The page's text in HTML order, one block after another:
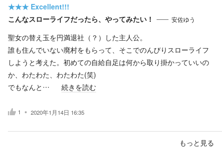
★★★ Excellent!!!
こんなスローライフだったら、やってみたい！
安佐ゆう
聖女の替え玉を円満退社（？）した主人公。
誰も住んでいない廃村をもらって、そこでのんびりスローライフ
しようと考えた。初めての自給自足は何から取り掛かっていいの
か、わたわた、わたわた(笑)
でもなんと…
続きを読む
1 2020年1月14日 16:35
もっと見る